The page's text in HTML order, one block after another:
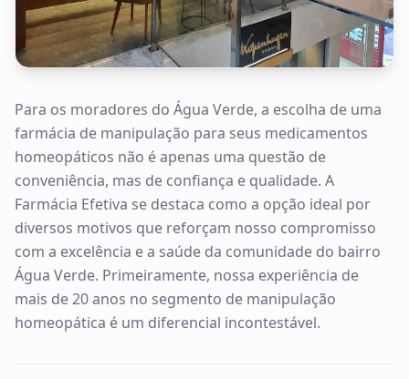
Para os moradores do Água Verde, a escolha de uma
farmácia de manipulação para seus medicamentos
homeopáticos não é apenas uma questão de
conveniência, mas de confiança e qualidade. A
Farmácia Efetiva se destaca como a opção ideal por
diversos motivos que reforçam nosso compromisso
com a excelência e a saúde da comunidade do bairro
Água Verde. Primeiramente, nossa experiência de
mais de 20 anos no segmento de manipulação
homeopática é um diferencial incontestável.